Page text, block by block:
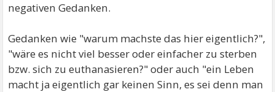
negativen Gedanken.
Gedanken wie "warum machste das hier eigentlich?",
"wäre es nicht viel besser oder einfacher zu sterben
bzw. sich zu euthanasieren?" oder auch "ein Leben
macht ja eigentlich gar keinen Sinn, es sei denn man